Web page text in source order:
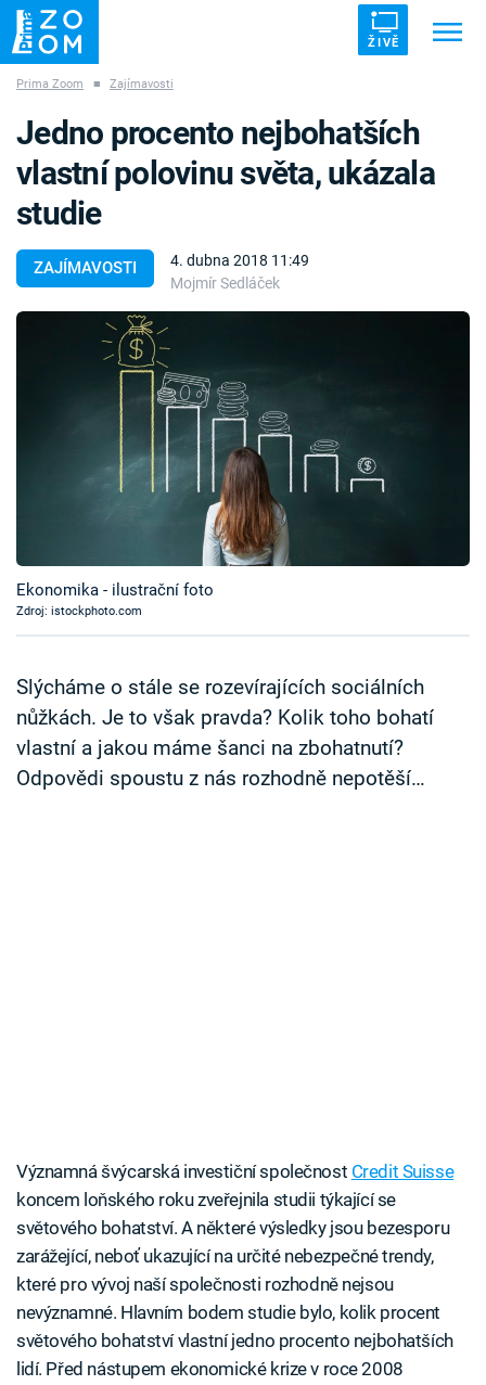
ŽIVĚ
ZÁHADY VETŘELCI DÁVNOVĚKU
Témata
TV Program
Sledujte prima+
Sledujte nás
Prima Zoom ■ Zajímavosti
ZAJÍMAVOSTI
4. dubna 2018 11:49
Mojmír Sedláček
Jedno procento nejbohatších
vlastní polovinu světa, ukázala
studie
Ekonomika - ilustrační foto
Zdroj: istockphoto.com
Slýcháme o stále se rozevírajících sociálních
nůžkách. Je to však pravda? Kolik toho bohatí
vlastní a jakou máme šanci na zbohatnutí?
Odpovědi spoustu z nás rozhodně nepotěší…
Významná švýcarská investiční společnost Credit Suisse
koncem loňského roku zveřejnila studii týkající se
světového bohatství. A některé výsledky jsou bezesporu
zarážející, neboť ukazující na určité nebezpečné trendy,
které pro vývoj naší společnosti rozhodně nejsou
nevýznamné. Hlavním bodem studie bylo, kolik procent
světového bohatství vlastní jedno procento nejbohatších
lidí. Před nástupem ekonomické krize v roce 2008